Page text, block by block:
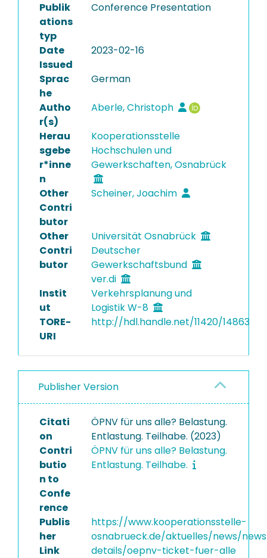
Publik
ations
typ
Conference Presentation
Date
Issued
2023-02-16
Sprac
he
German
Autho
r(s)
Aberle, Christoph
Herau
sgebe
r*inne
n
Kooperationsstelle
Hochschulen und
Gewerkschaften, Osnabrück
Other
Contri
butor
Scheiner, Joachim
Other
Contri
butor
Universität Osnabrück
Deutscher
Gewerkschaftsbund
ver.di
Instit
ut
Verkehrsplanung und
Logistik W-8
TORE-
URI
http://hdl.handle.net/11420/14863
Publisher Version
Citati
on
ÖPNV für uns alle? Belastung.
Entlastung. Teilhabe. (2023)
Contri
butio
n to
Confe
rence
ÖPNV für uns alle? Belastung.
Entlastung. Teilhabe.
Publis
her
Link
https://www.kooperationsstelle-
osnabrueck.de/aktuelles/news/
details/oepnv-ticket-fuer-alle